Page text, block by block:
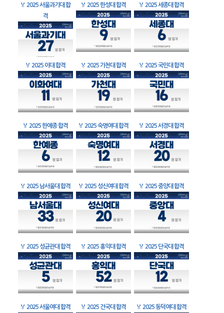
🏅 2025 서울과기대 합
격
🏅 2025 한성대 합격 🏅 2025 세종대 합격
🏅 2025 이대 합격 🏅 2025 가천대 합격 🏅 2025 국민대 합격
🏅 2025 한예종 합격 🏅 2025 숙명여대 합격 🏅 2025 서경대 합격
🏅 2025 남서울대 합격 🏅 2025 성신여대 합격 🏅 2025 중앙대 합격
🏅 2025 성균관대 합격 🏅 2025 홍익대 합격 🏅 2025 단국대 합격
🏅 2025 서울여대 합격 🏅 2025 건국대 합격 🏅 2025 동덕여대 합격